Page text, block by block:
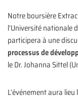
Notre boursière
l’Université nationale
participera à une
processus de
le Dr. Johanna Sittel
L’événement aura lieu